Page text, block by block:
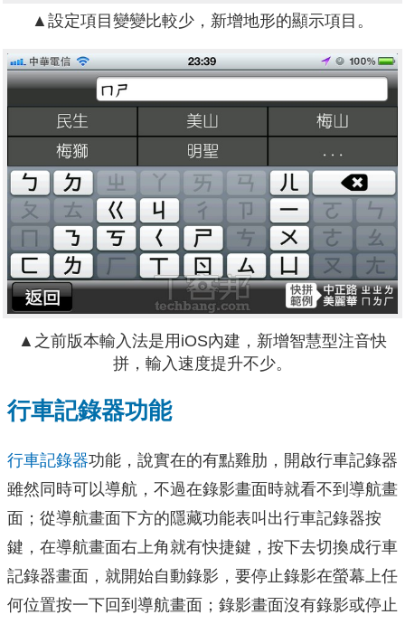
▲設定項目變變比較少，新增地形的顯示項目。
▲之前版本輸入法是用iOS內建，新增智慧型注音快
拼，輸入速度提升不少。
行車記錄器功能
行車記錄器功能，說實在的有點雞肋，開啟行車記錄器
雖然同時可以導航，不過在錄影畫面時就看不到導航畫
面；從導航畫面下方的隱藏功能表叫出行車記錄器按
鍵，在導航畫面右上角就有快捷鍵，按下去切換成行車
記錄器畫面，就開始自動錄影，要停止錄影在螢幕上任
何位置按一下回到導航畫面；錄影畫面沒有錄影或停止